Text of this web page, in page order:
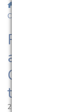
Contábeis do mercado
Palestras
Contábeis
trabalho
27.03.2018 | 09:34